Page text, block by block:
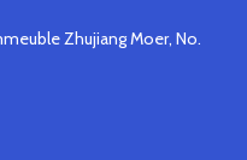
Zhujiang Moer, No.